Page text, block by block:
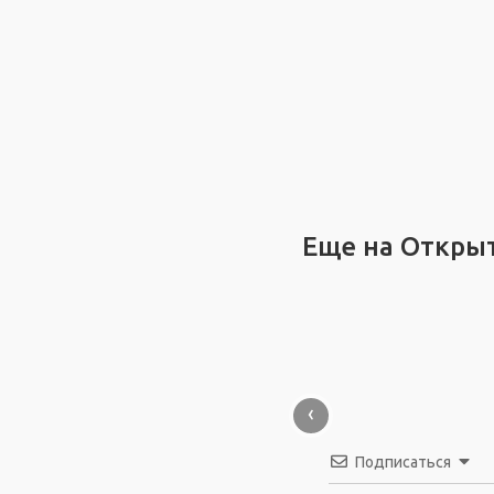
Еще на
‹
Подписаться